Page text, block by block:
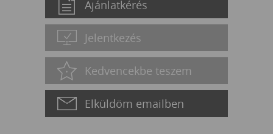
Ajánlatkérés
Jelentkezés
Kedvencekbe teszem
Elküldöm emailben